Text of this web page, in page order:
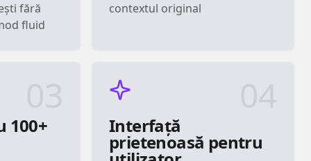
fără
fluid
contextul original
100+ Interfață
prietenoasă pentru